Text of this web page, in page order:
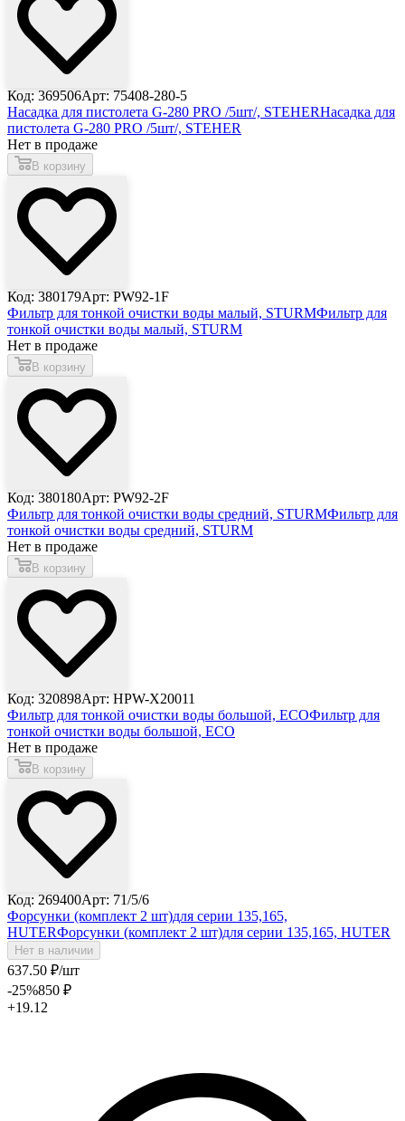
Код: 369506Арт: 75408-280-5
Насадка для пистолета G-280 PRO /5шт/, STEHERНасадка для
пистолета G-280 PRO /5шт/, STEHER
Нет в продаже
В корзину
Код: 380179Арт: PW92-1F
Фильтр для тонкой очистки воды малый, STURMФильтр для
тонкой очистки воды малый, STURM
Нет в продаже
В корзину
Код: 380180Арт: PW92-2F
Фильтр для тонкой очистки воды средний, STURMФильтр для
тонкой очистки воды средний, STURM
Нет в продаже
В корзину
Код: 320898Арт: HPW-X20011
Фильтр для тонкой очистки воды большой, ECOФильтр для
тонкой очистки воды большой, ECO
Нет в продаже
В корзину
Код: 269400Арт: 71/5/6
Форсунки (комплект 2 шт)для серии 135,165,
HUTERФорсунки (комплект 2 шт)для серии 135,165, HUTER
Нет в наличии
637.50 ₽/шт
-25%850 ₽
+19.12